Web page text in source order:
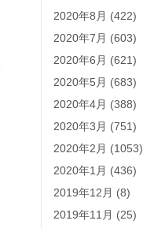
2020年8月 (422)
2020年7月 (603)
2020年6月 (621)
2020年5月 (683)
2020年4月 (388)
2020年3月 (751)
2020年2月 (1053)
2020年1月 (436)
2019年12月 (8)
2019年11月 (25)